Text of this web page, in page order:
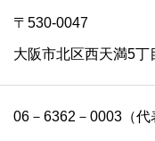
〒530-0047
大阪市北区西天満5
06－6362－0003（代